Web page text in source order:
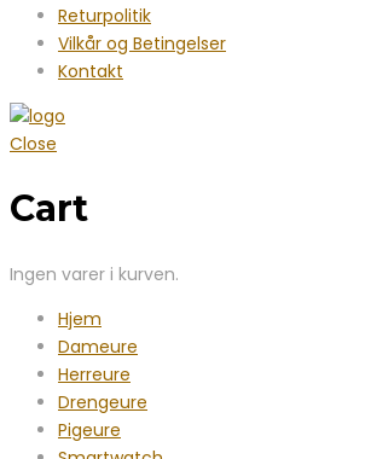
Returpolitik
Vilkår og Betingelser
Kontakt
Close
Cart
Ingen varer i kurven.
Hjem
Dameure
Herreure
Drengeure
Pigeure